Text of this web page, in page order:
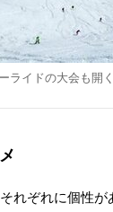
ライドの大会も開
れぞれに個性が